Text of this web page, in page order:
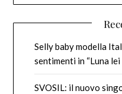
Selly baby modella
sentimenti in “Luna lei
SVOSIL: il nuovo